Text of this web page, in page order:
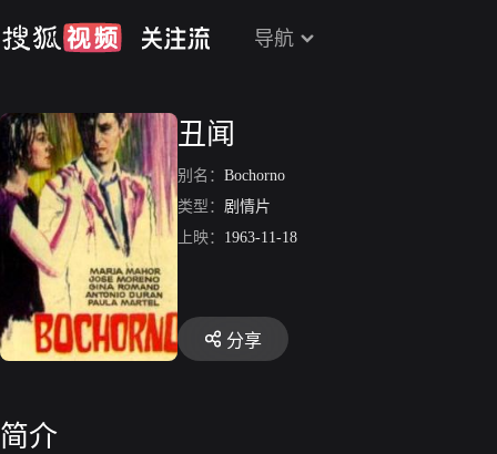
导航
丑闻
别名： Bochorno
类型： 剧情片
上映： 1963-11-18
分享
简介